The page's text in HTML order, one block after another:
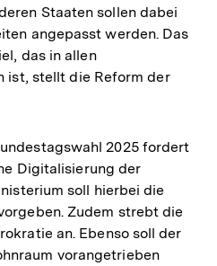
Staaten sollen dabei
angepasst werden. Das
das in allen
ist, stellt die Reform der
2025 fordert
Digitalisierung der
soll hierbei die
Zudem strebt die
an. Ebenso soll der
vorangetrieben